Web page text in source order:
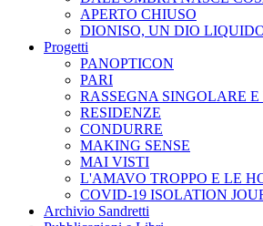
APERTO CHIUSO
DIONISO, UN DIO
Progetti
PANOPTICON
PARI
RASSEGNA SINGOLARE
RESIDENZE
CONDURRE
MAKING SENSE
MAI VISTI
L'AMAVO TROPPO E LE
COVID-19 ISOLATION
Archivio Sandretti